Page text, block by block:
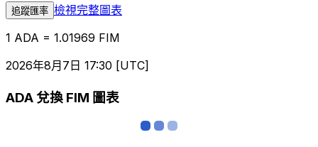
追蹤匯率 檢視完整圖表
1 ADA = 1.01969 FIM
2026年8月7日 17:30 [UTC]
ADA 兌換 FIM 圖表